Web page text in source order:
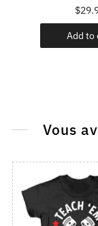
Add to
Vous